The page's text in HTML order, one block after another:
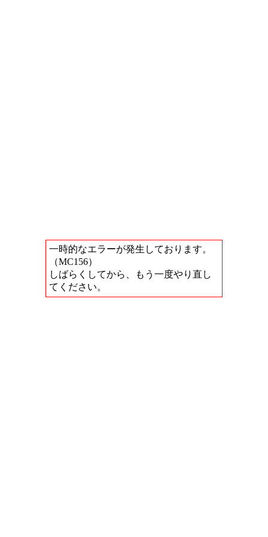
一時的なエラーが発生しております。
（MC156）
しばらくしてから、もう一度やり直し
てください。